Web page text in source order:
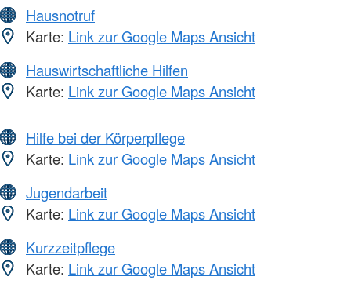
Hausnotruf
Karte: Link zur Google Maps Ansicht
Hauswirtschaftliche Hilfen
Karte: Link zur Google Maps Ansicht
Hilfe bei der Körperpflege
Karte: Link zur Google Maps Ansicht
Jugendarbeit
Karte: Link zur Google Maps Ansicht
Kurzzeitpflege
Karte: Link zur Google Maps Ansicht